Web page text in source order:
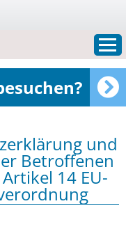
und
Betroffenen
14 EU-